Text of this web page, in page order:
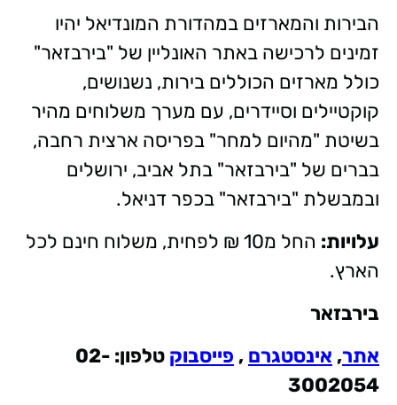
הבירות והמארזים במהדורת המונדיאל יהיו
זמינים לרכישה באתר האונליין של "בירבזאר"
כולל מארזים הכוללים בירות, נשנושים,
קוקטיילים וסיידרים, עם מערך משלוחים מהיר
בשיטת "מהיום למחר" בפריסה ארצית רחבה,
בברים של "בירבזאר" בתל אביב, ירושלים
ובמבשלת "בירבזאר" בכפר דניאל.
עלויות:
החל מ10 ₪ לפחית, משלוח חינם לכל
הארץ.
בירבזאר
אתר, אינסטגרם , פייסבוק טלפון: 02-
3002054